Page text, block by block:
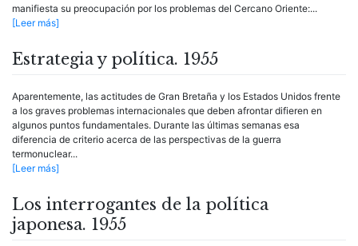
manifiesta su preocupación por los problemas del Cercano Oriente:...
[Leer más]
Estrategia y política. 1955
Aparentemente, las actitudes de Gran Bretaña y los Estados Unidos frente
a los graves problemas internacionales que deben afrontar difieren en
algunos puntos fundamentales. Durante las últimas semanas esa
diferencia de criterio acerca de las perspectivas de la guerra
termonuclear...
[Leer más]
Los interrogantes de la política
japonesa. 1955